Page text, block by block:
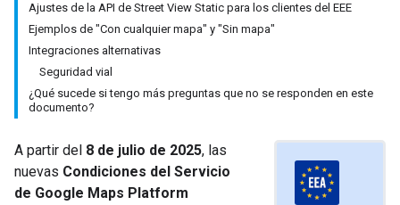
Ajustes de la API de Street View Static para los clientes del EEE
Ejemplos de "Con cualquier mapa" y "Sin mapa"
Integraciones alternativas
Seguridad vial
¿Qué sucede si tengo más preguntas que no se responden en este
documento?
A partir del 8 de julio de 2025, las
nuevas Condiciones del Servicio
de Google Maps Platform